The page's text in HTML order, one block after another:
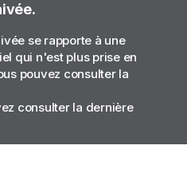
se rapporte à une
qui n'est plus prise en
pouvez consulter la
consulter la dernière